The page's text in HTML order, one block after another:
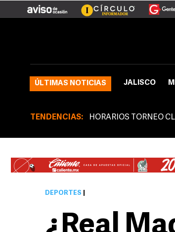
ÚLTIMAS NOTICIAS JALISCO
TENDENCIAS: HORARIOS TORNEO
DEPORTES